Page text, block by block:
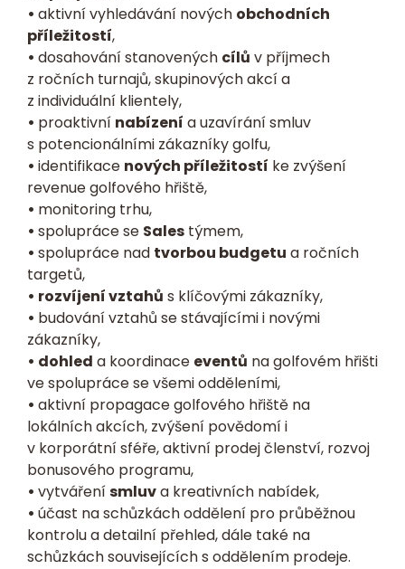
• aktivní vyhledávání nových obchodních
příležitostí,
• dosahování stanovených cílů v příjmech
z ročních turnajů, skupinových akcí a
z individuální klientely,
• proaktivní nabízení a uzavírání smluv
s potencionálními zákazníky golfu,
• identifikace nových příležitostí ke zvýšení
revenue golfového hřiště,
• monitoring trhu,
• spolupráce se Sales týmem,
• spolupráce nad tvorbou budgetu a ročních
targetů,
• rozvíjení vztahů s klíčovými zákazníky,
• budování vztahů se stávajícími i novými
zákazníky,
• dohled a koordinace eventů na golfovém hřišti
ve spolupráce se všemi odděleními,
• aktivní propagace golfového hřiště na
lokálních akcích, zvýšení povědomí i
v korporátní sféře, aktivní prodej členství, rozvoj
bonusového programu,
• vytvářenísmluva kreativních nabídek,
• účast na schůzkách oddělení pro průběžnou
kontrolu a detailní přehled, dále také na
schůzkách souvisejících s oddělením prodeje.